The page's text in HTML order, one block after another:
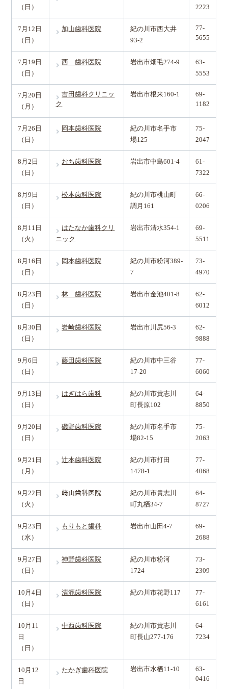
（日）
2223
7月12日
（日）
加山歯科医院
紀の川市西大井
93-2
77-
5655
7月19日
（日）
西 歯科医院 岩出市畑毛274-9
63-
5553
7月20日
（月）
吉田歯科クリニッ
ク
岩出市根来160-1
69-
1182
7月26日
（日）
岡本歯科医院
紀の川市名手市
場125
75-
2047
8月2日
（日）
おち歯科医院 岩出市中島601-4
61-
7322
8月9日
（日）
松本歯科医院
紀の川市桃山町
調月161
66-
0206
8月11日
（火）
はたなか歯科クリ
ニック
岩出市清水354-1
69-
5511
8月16日
（日）
岡本歯科医院
紀の川市粉河389-
7
73-
4970
8月23日
（日）
林 歯科医院 岩出市金池401-8
62-
6012
8月30日
（日）
岩崎歯科医院 岩出市川尻56-3
62-
9888
9月6日
（日）
藤田歯科医院
紀の川市中三谷
17-20
77-
6060
9月13日
（日）
はぎはら歯科
紀の川市貴志川
町長原102
64-
8850
9月20日
（日）
磯野歯科医院
紀の川市名手市
場82-15
75-
2063
9月21日
（月）
辻本歯科医院
紀の川市打田
1478-1
77-
4068
9月22日
（火）
﨑山歯科医院
紀の川市貴志川
町丸栖34-7
64-
8727
9月23日
（水）
もりもと歯科 岩出市山田4-7
69-
2688
9月27日
（日）
神野歯科医院
紀の川市粉河
1724
73-
2309
10月4日
（日）
清瀧歯科医院 紀の川市花野117
77-
6161
10月11
日
（日）
中西歯科医院
紀の川市貴志川
町長山277-176
64-
7234
10月12
日
たかぎ歯科医院 岩出市水栖11-10
63-
0416